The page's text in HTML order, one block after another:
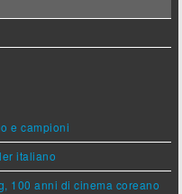
e campioni
italiano
100 anni di cinema coreano